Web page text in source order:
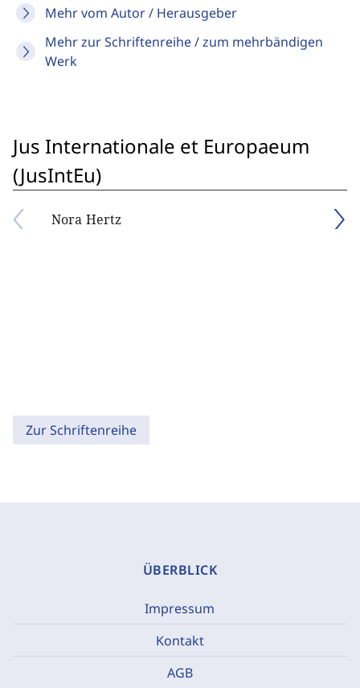
Mehr vom Autor / Herausgeber
Mehr zur Schriftenreihe / zum mehrbändigen
Werk
Jus Internationale et Europaeum
(JusIntEu)
Nora Hertz
Zur Schriftenreihe
ÜBERBLICK
Impressum
Kontakt
AGB